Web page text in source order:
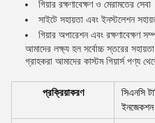
গিয়ার রক্ষণাবেক্ষণ ও মেরামতের সেবা
সাইটে সহায়তা এবং ইনস্টলেশন
গিয়ার অপারেশন এবং রক্ষণাবেক্ষণ
আমাদের লক্ষ্য হল সর্বোচ্চ স্তরের
গ্রাহকরা আমাদের কাস্টম গিয়ার্স পণ্য
প্রক্রিয়াকরণ
সিএনসি
ইনজেকশন